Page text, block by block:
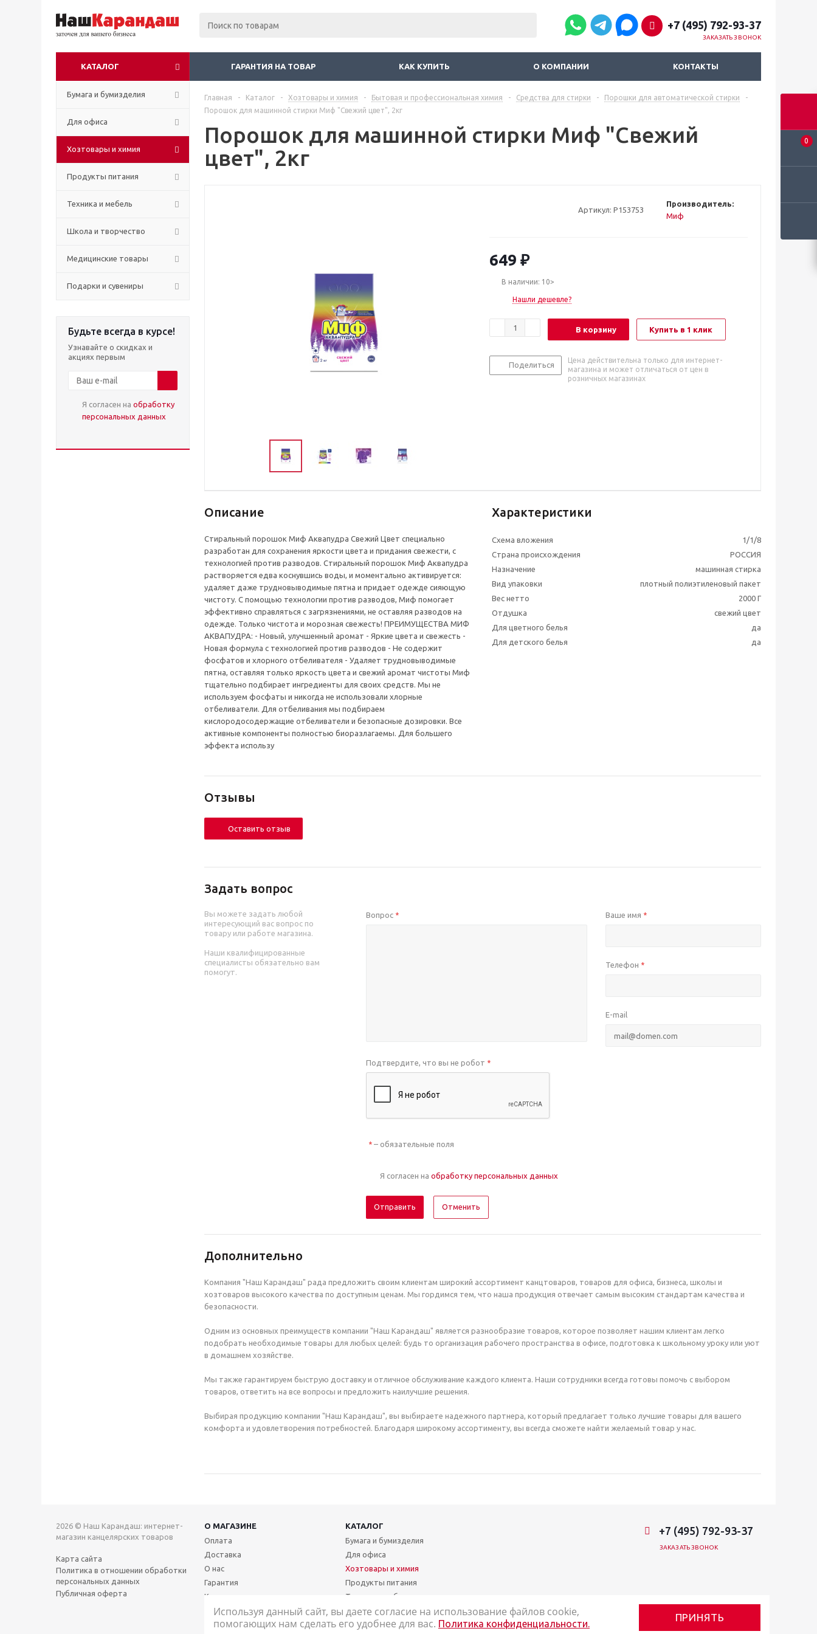
0
+7 (495) 792-93-37
ЗАКАЗАТЬ ЗВОНОК
КАТАЛОГ ГАРАНТИЯ НА ТОВАР КАК КУПИТЬ О КОМПАНИИ КОНТАКТЫ
Бумага и бумизделия
Для офиса
Хозтовары и химия
Продукты питания
Техника и мебель
Школа и творчество
Медицинские товары
Подарки и сувениры
Будьте всегда в курсе!
Узнавайте о скидках и
акциях первым
Я согласен на обработку
персональных данных
Главная - Каталог - Хозтовары и химия - Бытовая и профессиональная химия - Средства для стирки - Порошки для автоматической стирки
-
Порошок для машинной стирки Миф "Свежий цвет", 2кг
Порошок для машинной стирки Миф "Свежий
цвет", 2кг
Артикул: Р153753
Производитель:
Миф
649 ₽
В наличии: 10>
Нашли дешевле?
В корзину Купить в 1 клик
Поделиться
Цена действительна только для интернет-
магазина и может отличаться от цен в
розничных магазинах
Описание
Стиральный порошок Миф Аквапудра Свежий Цвет специально
разработан для сохранения яркости цвета и придания свежести, с
технологией против разводов. Стиральный порошок Миф Аквапудра
растворяется едва коснувшись воды, и моментально активируется:
удаляет даже трудновыводимые пятна и придает одежде сияющую
чистоту. С помощью технологии против разводов, Миф помогает
эффективно справляться с загрязнениями, не оставляя разводов на
одежде. Только чистота и морозная свежесть! ПРЕИМУЩЕСТВА МИФ
АКВАПУДРА: - Новый, улучшенный аромат - Яркие цвета и свежесть -
Новая формула с технологией против разводов - Не содержит
фосфатов и хлорного отбеливателя - Удаляет трудновыводимые
пятна, оставляя только яркость цвета и свежий аромат чистоты Миф
тщательно подбирает ингредиенты для своих средств. Мы не
используем фосфаты и никогда не использовали хлорные
отбеливатели. Для отбеливания мы подбираем
кислородосодержащие отбеливатели и безопасные дозировки. Все
активные компоненты полностью биоразлагаемы. Для большего
эффекта использу
Характеристики
Схема вложения
1/1/8
Страна происхождения
РОССИЯ
Назначение
машинная стирка
Вид упаковки
плотный полиэтиленовый пакет
Вес нетто
2000 Г
Отдушка
свежий цвет
Для цветного белья
да
Для детского белья
да
Отзывы
Оставить отзыв
Задать вопрос
Вы можете задать любой
интересующий вас вопрос по
товару или работе магазина.
Наши квалифицированные
специалисты обязательно вам
помогут.
Вопрос * Ваше имя *
Телефон *
E-mail
Подтвердите, что вы не робот *
*– обязательные поля
Я согласен на обработку персональных данных
Отменить
Дополнительно
Компания "Наш Карандаш" рада предложить своим клиентам широкий ассортимент канцтоваров, товаров для офиса, бизнеса, школы и
хозтоваров высокого качества по доступным ценам. Мы гордимся тем, что наша продукция отвечает самым высоким стандартам качества и
безопасности.
Одним из основных преимуществ компании "Наш Карандаш" является разнообразие товаров, которое позволяет нашим клиентам легко
подобрать необходимые товары для любых целей: будь то организация рабочего пространства в офисе, подготовка к школьному уроку или уют
в домашнем хозяйстве.
Мы также гарантируем быструю доставку и отличное обслуживание каждого клиента. Наши сотрудники всегда готовы помочь с выбором
товаров, ответить на все вопросы и предложить наилучшие решения.
Выбирая продукцию компании "Наш Карандаш", вы выбираете надежного партнера, который предлагает только лучшие товары для вашего
комфорта и удовлетворения потребностей. Благодаря широкому ассортименту, вы всегда сможете найти желаемый товар у нас.
2026 © Наш Карандаш: интернет-
магазин канцелярских товаров
Карта сайта
Политика в отношении обработки
персональных данных
Публичная оферта
О МАГАЗИНЕ
КАТАЛОГ
Оплата
Доставка
О нас
Гарантия
Контакты
Бумага и бумизделия
Для офиса
Хозтовары и химия
Продукты питания
Техника и мебель
Школа и творчество
Медицинские товары
+7 (495) 792-93-37
ЗАКАЗАТЬ ЗВОНОК
Используя данный сайт, вы даете согласие на использование файлов cookie,
помогающих нам сделать его удобнее для вас. Политика конфиденциальности.
ПРИНЯТЬ